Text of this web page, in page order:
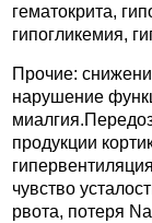
гематокрита,
гипогликемия,
Прочие:
нарушение
продукции
чувство
рвота, потеря